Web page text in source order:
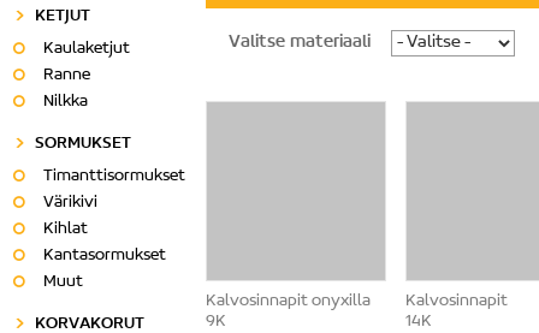
Valitse materiaali
Kalvosinnapit onyxilla
9K
Kalvosinnapit
14K
KETJUT
Kaulaketjut
Ranne
Nilkka
SORMUKSET
Timanttisormukset
Värikivi
Kihlat
Kantasormukset
Muut
KORVAKORUT